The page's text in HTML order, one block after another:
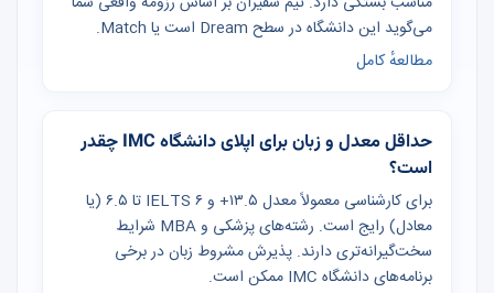
می‌گوید این دانشگاه در سطح Dream است یا Match.
مطالعهٔ کامل
حداقل معدل و زبان برای اپلای دانشگاه IMC چقدر
است؟
برای کارشناسی معمولاً معدل ۱۳.۵+ و IELTS ۶ تا ۶.۵ (یا
معادل) رایج است. رشته‌های پزشکی و MBA شرایط
سخت‌گیرانه‌تری دارند. پذیرش مشروط زبان در برخی
برنامه‌های دانشگاه IMC ممکن است.